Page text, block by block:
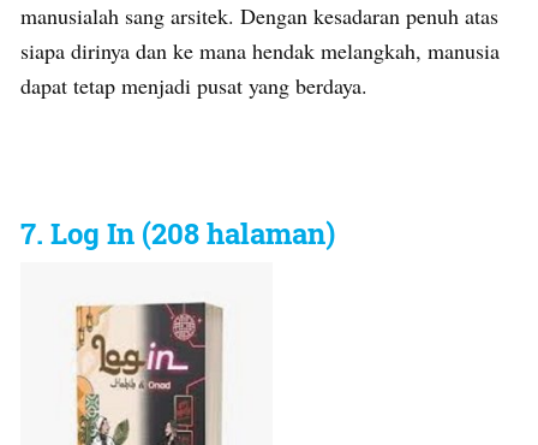
manusialah sang arsitek. Dengan kesadaran penuh atas
siapa dirinya dan ke mana hendak melangkah, manusia
dapat tetap menjadi pusat yang berdaya.
7. Log In (208 halaman)